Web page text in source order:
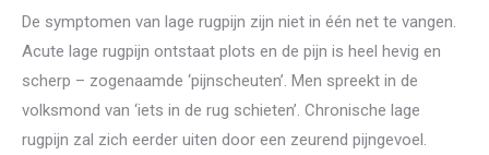
De symptomen van lage rugpijn zijn niet in één net te vangen.
Acute lage rugpijn ontstaat plots en de pijn is heel hevig en
scherp – zogenaamde ‘pijnscheuten’. Men spreekt in de
volksmond van ‘iets in de rug schieten’. Chronische lage
rugpijn zal zich eerder uiten door een zeurend pijngevoel.